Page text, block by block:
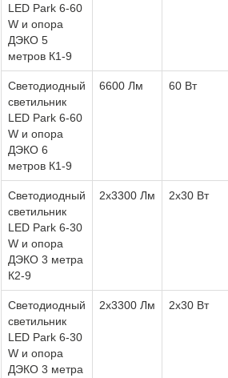
LED Park 6-60
W и опора
ДЭКО 5
метров К1-9
Светодиодный
светильник
LED Park 6-60
W и опора
ДЭКО 6
метров К1-9
6600 Лм 60 Вт
Светодиодный
светильник
LED Park 6-30
W и опора
ДЭКО 3 метра
К2-9
2х3300 Лм 2х30 Вт
Светодиодный
светильник
LED Park 6-30
W и опора
ДЭКО 3 метра
2х3300 Лм 2х30 Вт